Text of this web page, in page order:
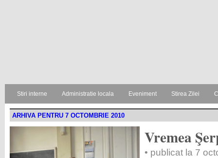
Stiri interne Administratie locala Eveniment Stirea Zilei
ARHIVA PENTRU 7 OCTOMBRIE 2010
Vremea
• publicat la 7